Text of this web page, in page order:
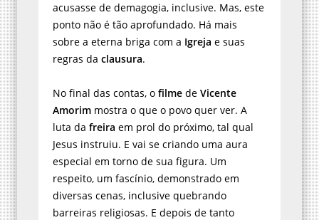
acusasse de demagogia, inclusive. Mas, este
ponto não é tão aprofundado. Há mais
sobre a eterna briga com a Igreja e suas
regras da clausura.
No final das contas, o filme de Vicente
Amorim mostra o que o povo quer ver. A
luta da freira em prol do próximo, tal qual
Jesus instruiu. E vai se criando uma aura
especial em torno de sua figura. Um
respeito, um fascínio, demonstrado em
diversas cenas, inclusive quebrando
barreiras religiosas. E depois de tanto